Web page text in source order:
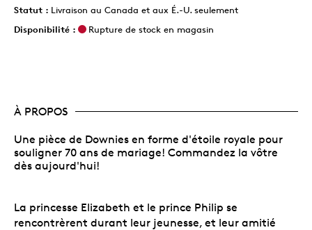
Statut : Livraison au Canada et aux É.-U. seulement
Disponibilité :
Rupture de stock en magasin
À PROPOS
Une pièce de Downies en forme d'étoile royale pour
souligner 70 ans de mariage! Commandez la vôtre
dès aujourd'hui!
La princesse Elizabeth et le prince Philip se
rencontrèrent durant leur jeunesse, et leur amitié